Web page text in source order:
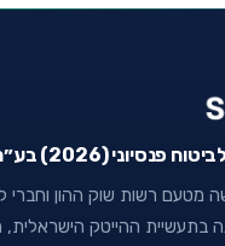
פנסיוני (2026) בע״מ
מטעם רשות שוק ההון וחברי
שנה בתעשיית ההייטק